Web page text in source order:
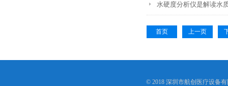
水硬度分析仪是解读水
首页 上一页
© 2018 深圳市航创医疗设备